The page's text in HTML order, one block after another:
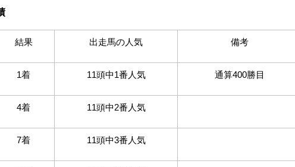
結果 出走馬の人気 備考
1着 11頭中1番人気 通算400勝目
4着 11頭中2番人気
7着 11頭中3番人気